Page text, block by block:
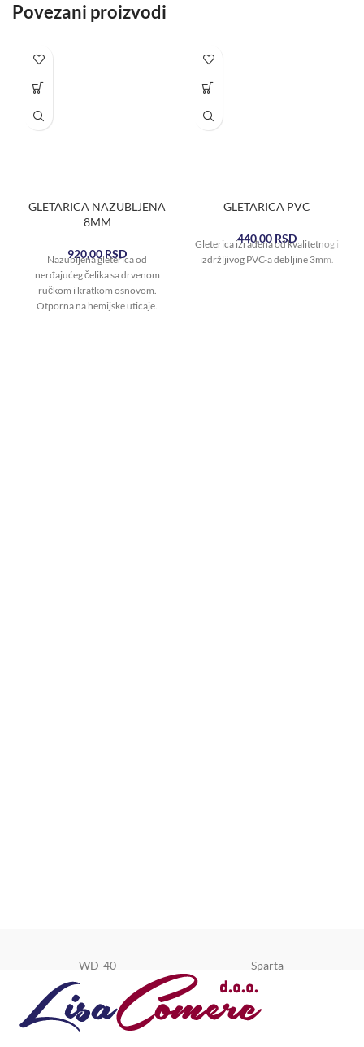
Povezani proizvodi
GLETARICA NAZUBLJENA
8MM
920,00RSD
Nazubljena gleterica od
nerđajućeg čelika sa drvenom
ručkom i kratkom osnovom.
Otporna na hemijske uticaje.
GLETARICA PVC
440,00 RSD
Gleterica izrađena od kvalitetnog i
izdržljivog PVC-a debljine 3mm.
WD-40 Sparta